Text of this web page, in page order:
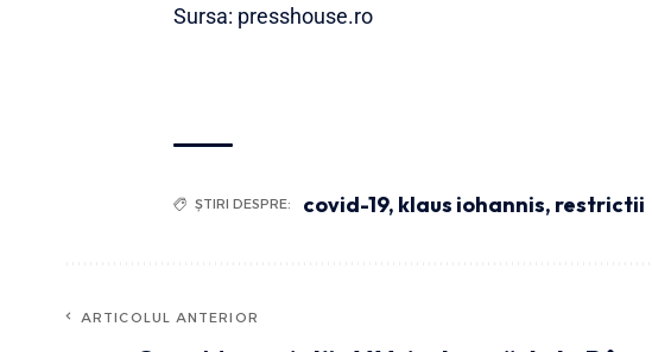
Sursa: presshouse.ro
ȘTIRI DESPRE: covid-19, klaus iohannis, restrictii
ARTICOLUL ANTERIOR